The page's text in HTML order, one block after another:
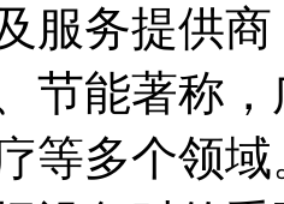
服务提供
节能著称
等多个领